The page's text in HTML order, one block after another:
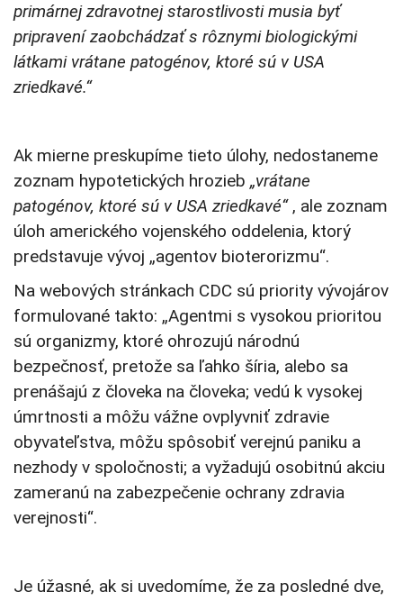
primárnej zdravotnej starostlivosti musia byť
pripravení zaobchádzať s rôznymi biologickými
látkami vrátane patogénov, ktoré sú v USA
zriedkavé.“
Ak mierne preskupíme tieto úlohy, nedostaneme
zoznam hypotetických hrozieb „vrátane
patogénov, ktoré sú v USA zriedkavé“, ale zoznam
úloh amerického vojenského oddelenia, ktorý
predstavuje vývoj „agentov bioterorizmu“.
Na webových stránkach CDC sú priority vývojárov
formulované takto: „Agentmi s vysokou prioritou
sú organizmy, ktoré ohrozujú národnú
bezpečnosť, pretože sa ľahko šíria, alebo sa
prenášajú z človeka na človeka; vedú k vysokej
úmrtnosti a môžu vážne ovplyvniť zdravie
obyvateľstva, môžu spôsobiť verejnú paniku a
nezhody v spoločnosti; a vyžadujú osobitnú akciu
zameranú na zabezpečenie ochrany zdravia
verejnosti“.
Je úžasné, ak si uvedomíme, že za posledné dve,